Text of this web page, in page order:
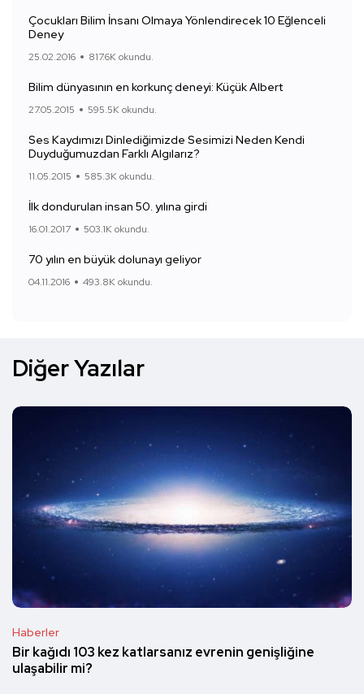
Çocukları Bilim İnsanı Olmaya Yönlendirecek 10 Eğlenceli
Deney
25.02.2016 817.6K okundu.
Bilim dünyasının en korkunç deneyi: Küçük Albert
27.05.2015 595.5K okundu.
Ses Kaydımızı Dinlediğimizde Sesimizi Neden Kendi
Duyduğumuzdan Farklı Algılarız?
11.05.2015 585.3K okundu.
İlk dondurulan insan 50. yılına girdi
16.01.2017 503.1K okundu.
70 yılın en büyük dolunayı geliyor
04.11.2016 493.8K okundu.
Diğer Yazılar
Haberler
Bir kağıdı 103 kez katlarsanız evrenin genişliğine
ulaşabilir mi?